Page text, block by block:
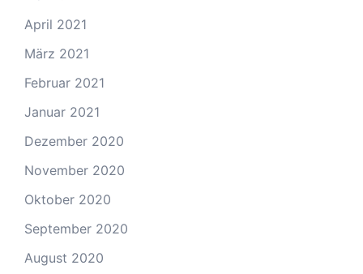
April 2021
März 2021
Februar 2021
Januar 2021
Dezember 2020
November 2020
Oktober 2020
September 2020
August 2020